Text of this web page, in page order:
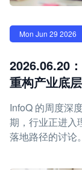
Mon Jun 29 2026
2026.06.20
重构产业底层
InfoQ 的周度深
期，行业正进入
落地路径的讨论。